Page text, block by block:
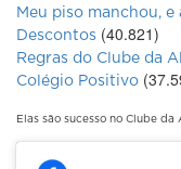
Meu piso manchou, e
Descontos (40.821)
Regras do Clube da
Colégio Positivo
Elas são sucesso no Clube da